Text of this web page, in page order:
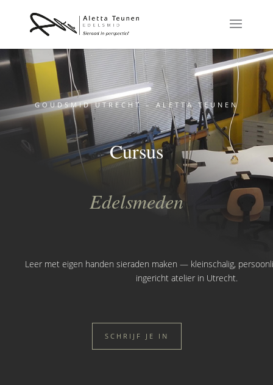
GOUDSMID UTRECHT – ALETTA TEUNEN
Cursus
Edelsmeden
Leer met eigen handen sieraden maken — kleinschalig,
ingericht atelier in Utrecht.
SCHRIJF JE IN